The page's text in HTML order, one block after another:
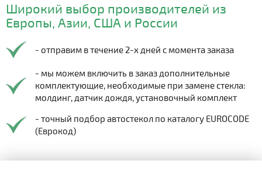
Широкий выбор производителей из
Европы, Азии, США и России
- отправим в течение 2-х дней с момента заказа
- мы можем включить в заказ дополнительные
комплектующие, необходимые при замене стекла:
молдинг, датчик дождя, установочный комплект
- точный подбор автостекол по каталогу EUROCODE
(Еврокод)